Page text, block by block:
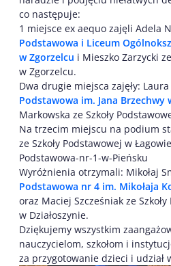
co następuje:
1 miejsce ex aequo zajęli Adela
Podstawowa i Liceum
w Zgorzelcu i Mieszko Zarzycki
w Zgorzelcu.
Dwa drugie miejsca zajęły:
Podstawowa im. Jana Brzechwy
Markowska ze Szkoły
Na trzecim miejscu na podium
ze Szkoły Podstawowej w
Podstawowa-nr-1-w-Pieńsku
Wyróżnienia otrzymali: Mikołaj
Podstawowa nr 4 im. Mikołaja
oraz Maciej Szcześniak ze
w Działoszynie.
Dziękujemy wszystkim
nauczycielom, szkołom i
za przygotowanie dzieci i udział